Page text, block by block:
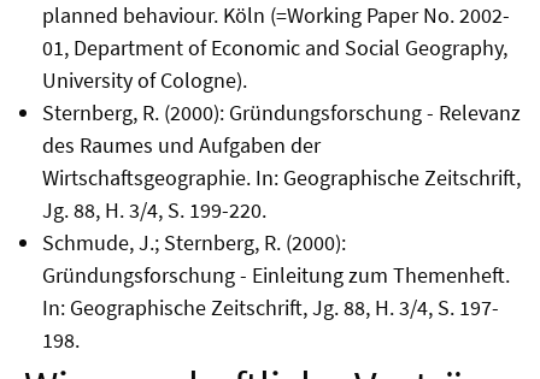
planned behaviour. Köln (=Working Paper No. 2002-
01, Department of Economic and Social Geography,
University of Cologne).
Sternberg, R. (2000): Gründungsforschung - Relevanz
des Raumes und Aufgaben der
Wirtschaftsgeographie. In: Geographische Zeitschrift,
Jg. 88, H. 3/4, S. 199-220.
Schmude, J.; Sternberg, R. (2000):
Gründungsforschung - Einleitung zum Themenheft.
In: Geographische Zeitschrift, Jg. 88, H. 3/4, S. 197-
198.